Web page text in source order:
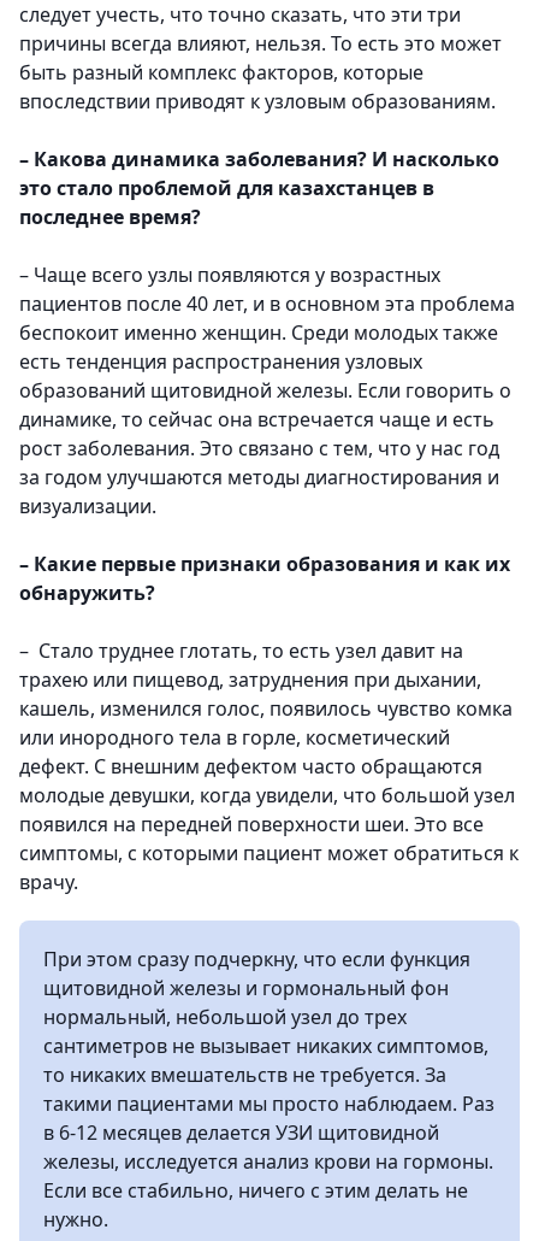
следует учесть, что точно сказать, что эти три
причины всегда влияют, нельзя. То есть это может
быть разный комплекс факторов, которые
впоследствии приводят к узловым образованиям.
– Какова динамика заболевания? И насколько
это стало проблемой для казахстанцев в
последнее время?
– Чаще всего узлы появляются у возрастных
пациентов после 40 лет, и в основном эта проблема
беспокоит именно женщин. Среди молодых также
есть тенденция распространения узловых
образований щитовидной железы. Если говорить о
динамике, то сейчас она встречается чаще и есть
рост заболевания. Это связано с тем, что у нас год
за годом улучшаются методы диагностирования и
визуализации.
– Какие первые признаки образования и как их
обнаружить?
– Стало труднее глотать, то есть узел давит на
трахею или пищевод, затруднения при дыхании,
кашель, изменился голос, появилось чувство комка
или инородного тела в горле, косметический
дефект. С внешним дефектом часто обращаются
молодые девушки, когда увидели, что большой узел
появился на передней поверхности шеи. Это все
симптомы, с которыми пациент может обратиться к
врачу.
При этом сразу подчеркну, что если функция
щитовидной железы и гормональный фон
нормальный, небольшой узел до трех
сантиметров не вызывает никаких симптомов,
то никаких вмешательств не требуется. За
такими пациентами мы просто наблюдаем. Раз
в 6-12 месяцев делается УЗИ щитовидной
железы, исследуется анализ крови на гормоны.
Если все стабильно, ничего с этим делать не
нужно.